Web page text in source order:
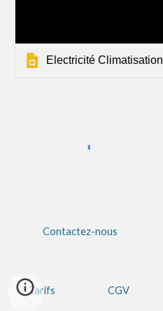
Electricité Climatisation
Contactez-nous
Tarifs CGV